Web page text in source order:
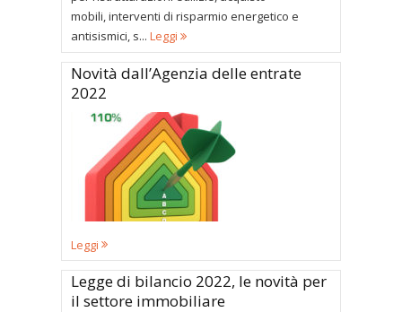
mobili, interventi di risparmio energetico e
antisismici, s... Leggi
Novità dall’Agenzia delle entrate
2022
Leggi
Legge di bilancio 2022, le novità per
il settore immobiliare